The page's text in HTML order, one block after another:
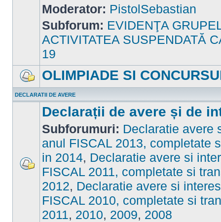
necitite
Moderator: PistolSebastian
Subforum: EVIDENŢA
ACTIVITATEA SUSPENDATĂ
19
mesaje
necitite
OLIMPIADE SI
DECLARATII DE AVERE
sunt
mesaje
necitite
Declarații de avere și de
Subforumuri: Declaratie avere
anul FISCAL 2013, completate
in 2014, Declaratie avere si
FISCAL 2011, completate si
2012, Declaratie avere si
FISCAL 2010, completate si
2011, 2010, 2009, 2008